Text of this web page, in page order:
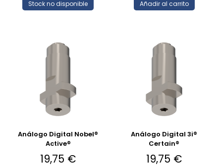
Stock no disponible Añadir al carrito
Análogo Digital Nobel®
Active®
19,75 €
Análogo Digital 3i®
Certain®
19,75 €